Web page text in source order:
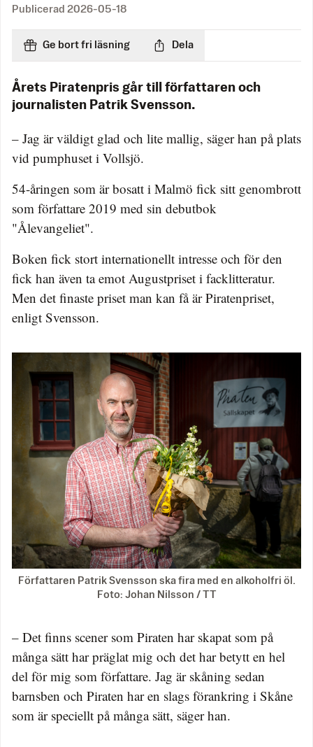
Publicerad 2026-05-18
Ge bort fri läsning Dela
Årets Piratenpris går till författaren och
journalisten Patrik Svensson.
– Jag är väldigt glad och lite mallig, säger han på plats
vid pumphuset i Vollsjö.
54-åringen som är bosatt i Malmö fick sitt genombrott
som författare 2019 med sin debutbok
"Ålevangeliet".
Boken fick stort internationellt intresse och för den
fick han även ta emot Augustpriset i facklitteratur.
Men det finaste priset man kan få är Piratenpriset,
enligt Svensson.
Författaren Patrik Svensson ska fira med en alkoholfri öl.
Foto: Johan Nilsson / TT
– Det finns scener som Piraten har skapat som på
många sätt har präglat mig och det har betytt en hel
del för mig som författare. Jag är skåning sedan
barnsben och Piraten har en slags förankring i Skåne
som är speciellt på många sätt, säger han.